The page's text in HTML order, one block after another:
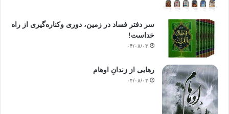
سر دفتر فساد در زمین‌، دوری وکناره‌گیری از راه
خداست‌!
۰۴/۰۸/۰۳
رهایی از زندانِ اوهام
۰۴/۰۸/۰۳